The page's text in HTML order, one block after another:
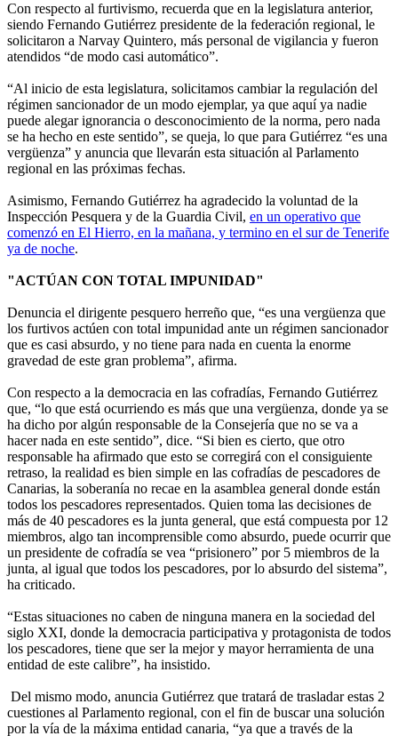
Con respecto al furtivismo, recuerda que en la legislatura anterior,
siendo Fernando Gutiérrez presidente de la federación regional, le
solicitaron a Narvay Quintero, más personal de vigilancia y fueron
atendidos “de modo casi automático”.
“Al inicio de esta legislatura, solicitamos cambiar la regulación del
régimen sancionador de un modo ejemplar, ya que aquí ya nadie
puede alegar ignorancia o desconocimiento de la norma, pero nada
se ha hecho en este sentido”, se queja, lo que para Gutiérrez “es una
vergüenza” y anuncia que llevarán esta situación al Parlamento
regional en las próximas fechas.
Asimismo, Fernando Gutiérrez ha agradecido la voluntad de la
Inspección Pesquera y de la Guardia Civil, en un operativo que
comenzó en El Hierro, en la mañana, y termino en el sur de Tenerife
ya de noche.
"ACTÚAN CON TOTAL IMPUNIDAD"
Denuncia el dirigente pesquero herreño que, “es una vergüenza que
los furtivos actúen con total impunidad ante un régimen sancionador
que es casi absurdo, y no tiene para nada en cuenta la enorme
gravedad de este gran problema”, afirma.
Con respecto a la democracia en las cofradías, Fernando Gutiérrez
que, “lo que está ocurriendo es más que una vergüenza, donde ya se
ha dicho por algún responsable de la Consejería que no se va a
hacer nada en este sentido”, dice. “Si bien es cierto, que otro
responsable ha afirmado que esto se corregirá con el consiguiente
retraso, la realidad es bien simple en las cofradías de pescadores de
Canarias, la soberanía no recae en la asamblea general donde están
todos los pescadores representados. Quien toma las decisiones de
más de 40 pescadores es la junta general, que está compuesta por 12
miembros, algo tan incomprensible como absurdo, puede ocurrir que
un presidente de cofradía se vea “prisionero” por 5 miembros de la
junta, al igual que todos los pescadores, por lo absurdo del sistema”,
ha criticado.
“Estas situaciones no caben de ninguna manera en la sociedad del
siglo XXI, donde la democracia participativa y protagonista de todos
los pescadores, tiene que ser la mejor y mayor herramienta de una
entidad de este calibre”, ha insistido.
Del mismo modo, anuncia Gutiérrez que tratará de trasladar estas 2
cuestiones al Parlamento regional, con el fin de buscar una solución
por la vía de la máxima entidad canaria, “ya que a través de la